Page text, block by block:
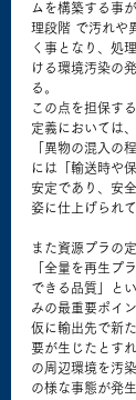
ムを構築する事
理段階 で汚れや
く事となり、処
ける環境汚染の
る。
この点を担保す
定義においては
「異物の混入の
には「輸送時や
安定であり、安
姿に仕上げられ
また資源プラの
「全量を再生プ
できる品質」と
みの最重要ポイ
仮に輸出先で新
要が生じたとす
の周辺環境を汚
の様な事態が発